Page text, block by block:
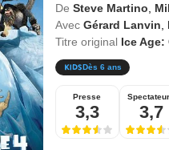
De Steve Martino
Avec Gérard Lanvin
Titre original Ice
Dès 6 ans
Presse
3,3 3,7